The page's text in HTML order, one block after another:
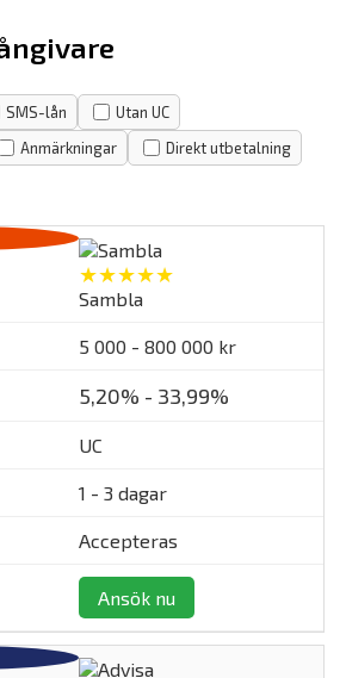
SMS-lån
Utan UC
Anmärkningar
Direkt utbetalning
★★★★★
Sambla
5 000 - 800 000 kr
5,20% - 33,99%
UC
1 - 3 dagar
Accepteras
Ansök nu